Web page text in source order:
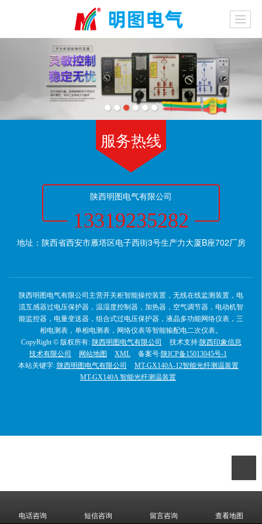
服务热线
陕西明图电气有限公司
13319235282
地址：陕西省西安市雁塔区电子西街3号生产力大厦B座702厂房
陕西明图电气有限公司主营开关柜智能操控装置，无线在线监测装置，电
流互感器过电压保护器，温湿度控制器，加热器，空气调节器，电动机智
能监控器，电量变送器，组合式过电压保护器，液晶多功能网络仪表，三
相电测表，单相电测表，网络仪表等智能输配电二次仪表。
CopyRight © 版权所有: 陕西明图电气有限公司 技术支持:陕西印象信息
技术有限公司
网站地图 XML 备案号:陕ICP备15013045号-1
本站关键字: 陕西明图电气有限公司
MT-GX140A-12智能光纤测温装置
MT-GX140A 智能光纤测温装置
电话咨询 短信咨询 留言咨询 查看地图